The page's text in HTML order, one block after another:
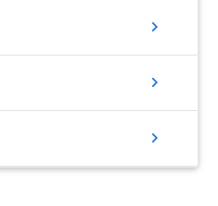
chevron_right
chevron_right
chevron_right